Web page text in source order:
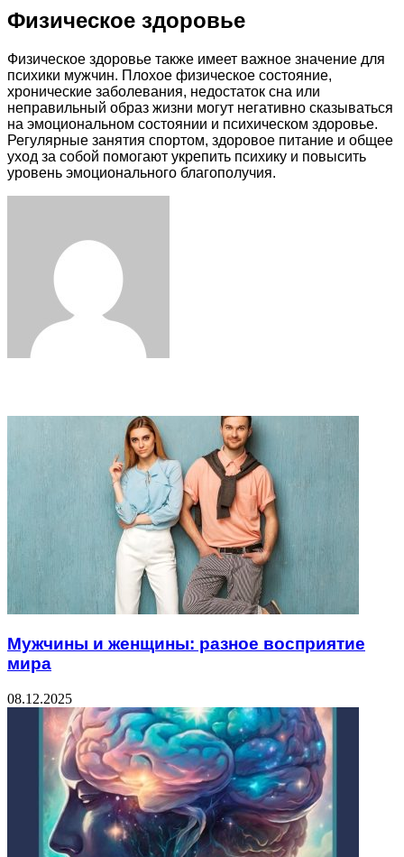
Физическое здоровье
Физическое здоровье также имеет важное значение для
психики мужчин. Плохое физическое состояние,
хронические заболевания, недостаток сна или
неправильный образ жизни могут негативно сказываться
на эмоциональном состоянии и психическом здоровье.
Регулярные занятия спортом, здоровое питание и общее
уход за собой помогают укрепить психику и повысить
уровень эмоционального благополучия.
Мужчины и женщины: разное восприятие
мира
08.12.2025